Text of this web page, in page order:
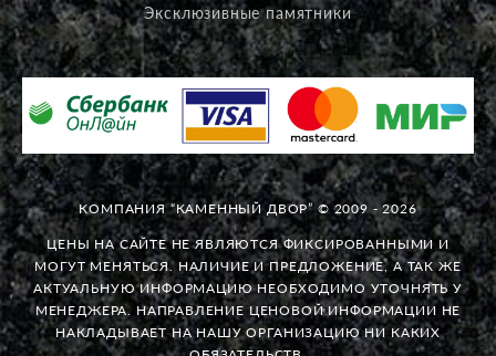
Эксклюзивные памятники
КОМПАНИЯ “КАМЕННЫЙ ДВОР” © 2009 - 2026
ЦЕНЫ НА САЙТЕ НЕ ЯВЛЯЮТСЯ ФИКСИРОВАННЫМИ И
МОГУТ МЕНЯТЬСЯ. НАЛИЧИЕ И ПРЕДЛОЖЕНИЕ, А ТАК ЖЕ
АКТУАЛЬНУЮ ИНФОРМАЦИЮ НЕОБХОДИМО УТОЧНЯТЬ У
МЕНЕДЖЕРА. НАПРАВЛЕНИЕ ЦЕНОВОЙ ИНФОРМАЦИИ НЕ
НАКЛАДЫВАЕТ НА НАШУ ОРГАНИЗАЦИЮ НИ КАКИХ